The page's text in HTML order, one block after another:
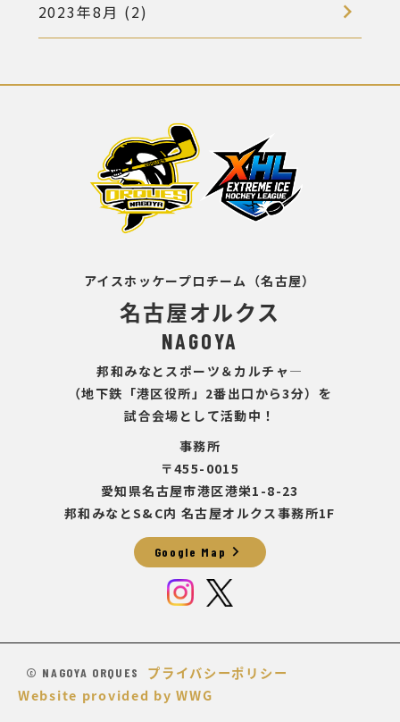
2023年8月 (2)
アイスホッケープロチーム（名古屋）
名古屋オルクス
NAGOYA
邦和みなとスポーツ＆カルチャ―
（地下鉄「港区役所」2番出口から3分）を
試合会場として活動中！
事務所
〒455-0015
愛知県名古屋市港区港栄1-8-23
邦和みなとS&C内 名古屋オルクス事務所1F
Google Map chevron_right
© NAGOYA ORQUES
プライバシーポリシー
Website provided by WWG